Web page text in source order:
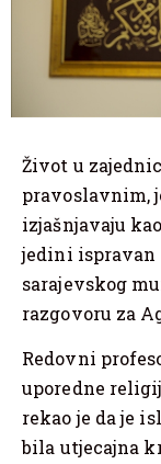
Život u
pravoslavnim,
izjašnjavaju
jedini ispravan
sarajevskog
razgovoru za
Redovni
uporedne
rekao je da je
bila utjecajna